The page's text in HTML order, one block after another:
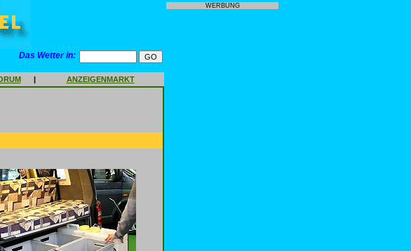
Das Wetter in:
| ANZEIGENMARKT
WERBUNG